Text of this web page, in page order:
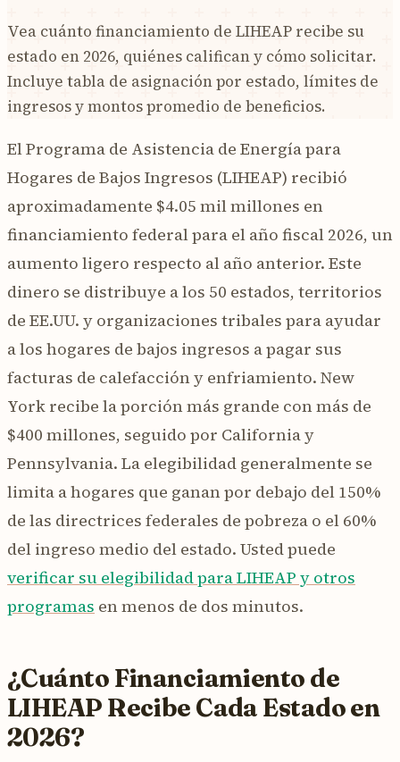
Vea cuánto financiamiento de LIHEAP recibe su
estado en 2026, quiénes califican y cómo solicitar.
Incluye tabla de asignación por estado, límites de
ingresos y montos promedio de beneficios.
El Programa de Asistencia de Energía para
Hogares de Bajos Ingresos (LIHEAP) recibió
aproximadamente $4.05 mil millones en
financiamiento federal para el año fiscal 2026, un
aumento ligero respecto al año anterior. Este
dinero se distribuye a los 50 estados, territorios
de EE.UU. y organizaciones tribales para ayudar
a los hogares de bajos ingresos a pagar sus
facturas de calefacción y enfriamiento. New
York recibe la porción más grande con más de
$400 millones, seguido por California y
Pennsylvania. La elegibilidad generalmente se
limita a hogares que ganan por debajo del 150%
de las directrices federales de pobreza o el 60%
del ingreso medio del estado. Usted puede
verificar su elegibilidad para LIHEAP y otros
programas en menos de dos minutos.
¿Cuánto Financiamiento de
LIHEAP Recibe Cada Estado en
2026?